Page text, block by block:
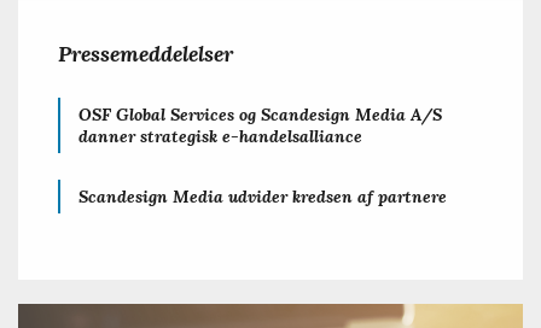
Pressemeddelelser
OSF Global Services og Scandesign Media A/S
danner strategisk e-handelsalliance
Scandesign Media udvider kredsen af partnere